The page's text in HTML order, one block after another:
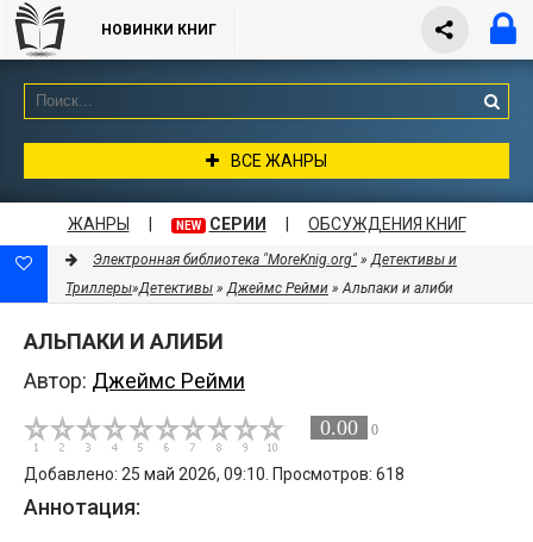
НОВИНКИ КНИГ
ВСЕ ЖАНРЫ
ЖАНРЫ NEW СЕРИИ ОБСУЖДЕНИЯ КНИГ
Электронная библиотека "MoreKnig.org" »Детективы и
Триллеры»Детективы »Джеймс Рейми » Альпаки и алиби
АЛЬПАКИ И АЛИБИ
Автор: Джеймс Рейми
0.00 0
Добавлено: 25 май 2026, 09:10. Просмотров: 618
Аннотация: